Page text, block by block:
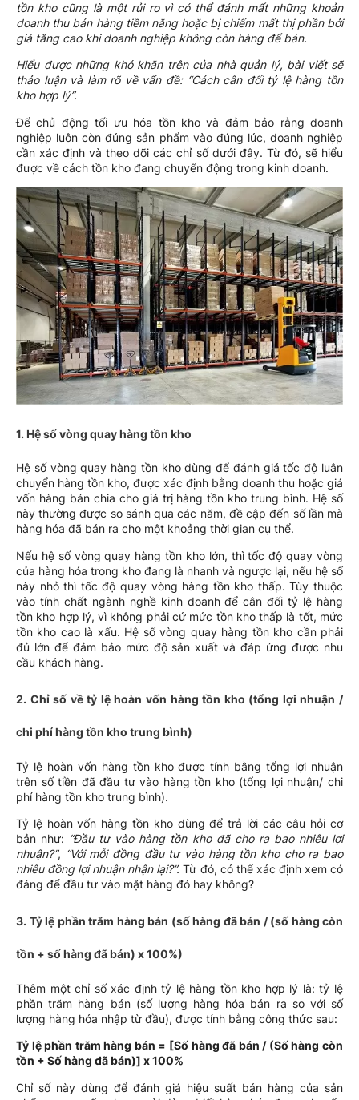
tồn kho cũng là một rủi ro vì có thể đánh mất những khoản
doanh thu bán hàng tiềm năng hoặc bị chiếm mất thị phần bởi
giá tăng cao khi doanh nghiệp không còn hàng để bán.
Hiểu được những khó khăn trên của nhà quản lý, bài viết sẽ
thảo luận và làm rõ về vấn đề: “Cách cân đối tỷ lệ hàng tồn
kho hợp lý”.
Để chủ động tối ưu hóa tồn kho và đảm bảo rằng doanh
nghiệp luôn còn đúng sản phẩm vào đúng lúc, doanh nghiệp
cần xác định và theo dõi các chỉ số dưới đây. Từ đó, sẽ hiểu
được về cách tồn kho đang chuyển động trong kinh doanh.
1. Hệ số vòng quay hàng tồn kho
Hệ số vòng quay hàng tồn kho dùng để đánh giá tốc độ luân
chuyển hàng tồn kho, được xác định bằng doanh thu hoặc giá
vốn hàng bán chia cho giá trị hàng tồn kho trung bình. Hệ số
này thường được so sánh qua các năm, đề cập đến số lần mà
hàng hóa đã bán ra cho một khoảng thời gian cụ thể.
Nếu hệ số vòng quay hàng tồn kho lớn, thì tốc độ quay vòng
của hàng hóa trong kho đang là nhanh và ngược lại, nếu hệ số
này nhỏ thì tốc độ quay vòng hàng tồn kho thấp. Tùy thuộc
vào tính chất ngành nghề kinh doanh để cân đối tỷ lệ hàng
tồn kho hợp lý, vì không phải cứ mức tồn kho thấp là tốt, mức
tồn kho cao là xấu. Hệ số vòng quay hàng tồn kho cần phải
đủ lớn để đảm bảo mức độ sản xuất và đáp ứng được nhu
cầu khách hàng.
2. Chỉ số về tỷ lệ hoàn vốn hàng tồn kho (tổng lợi nhuận /
chi phí hàng tồn kho trung bình)
Tỷ lệ hoàn vốn hàng tồn kho được tính bằng tổng lợi nhuận
trên số tiền đã đầu tư vào hàng tồn kho (tổng lợi nhuận/ chi
phí hàng tồn kho trung bình).
Tỷ lệ hoàn vốn hàng tồn kho dùng để trả lời các câu hỏi cơ
bản như: “Đầu tư vào hàng tồn kho đã cho ra bao nhiêu lợi
nhuận?”, “Với mỗi đồng đầu tư vào hàng tồn kho cho ra bao
nhiêu đồng lợi nhuận nhận lại?”.Từ đó, có thể xác định xem có
đáng để đầu tư vào mặt hàng đó hay không?
3. Tỷ lệ phần trăm hàng bán (số hàng đã bán / (số hàng còn
tồn + số hàng đã bán) x 100%)
Thêm một chỉ số xác định tỷ lệ hàng tồn kho hợp lý là: tỷ lệ
phần trăm hàng bán (số lượng hàng hóa bán ra so với số
lượng hàng hóa nhập từ đầu), được tính bằng công thức sau:
Tỷ lệ phần trăm hàng bán = [Số hàng đã bán / (Số hàng còn
tồn + Số hàng đã bán)] x 100%
Chỉ số này dùng để đánh giá hiệu suất bán hàng của sản